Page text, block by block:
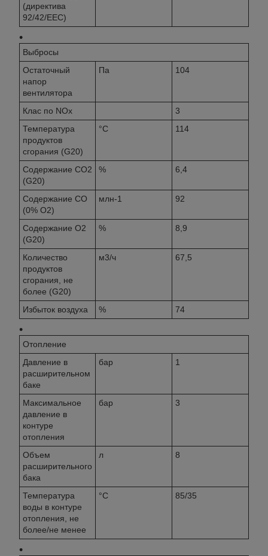
(директива
92/42/EEC)
Выбросы
Остаточный
напор
вентилятора
Па 104
Клас по NOx
3
Температура
продуктов
сгорания (G20)
°C 114
Содержание CO2
(G20)
% 6,4
Содержание CO
(0% O2)
млн-1 92
Содержание O2
(G20)
% 8,9
Количество
продуктов
сгорания, не
более (G20)
м3/ч 67,5
Избыток воздуха % 74
Отопление
Давление в
расширительном
баке
бар 1
Максимальное
давление в
контуре
отопления
бар 3
Объем
расширительного
бака
л 8
Температура
воды в контуре
отопления, не
более/не менее
°C 85/35